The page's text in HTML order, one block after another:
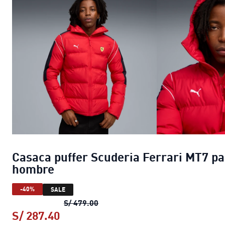
Casaca puffer Scuderia Ferrari MT7
hombre
-40% SALE
S/ 479.00Casaca puffer Scuderia Ferrari
S/ 287.40